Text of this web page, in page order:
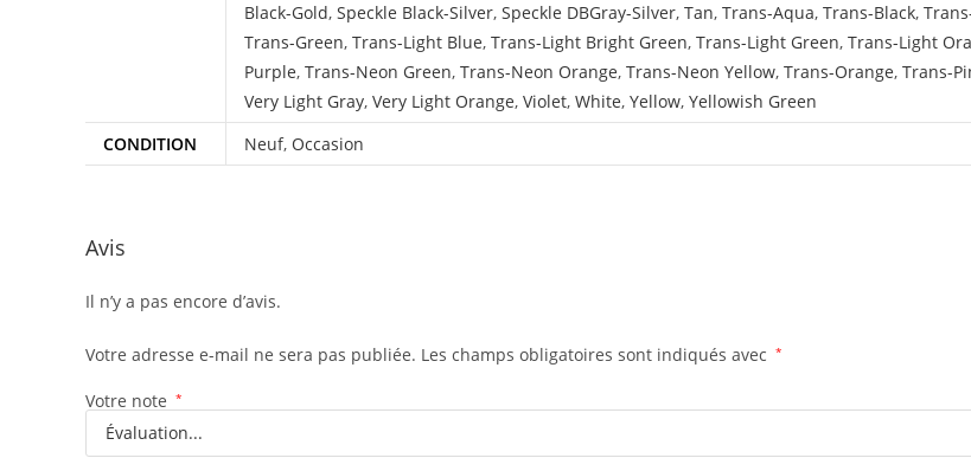
Black-Gold, Speckle Black-Silver, Speckle DBGray-Silver, Tan, Trans-Aqua, Trans-Black,
Trans-Green, Trans-Light Blue, Trans-Light Bright Green, Trans-Light Green, Trans-Light
Purple, Trans-Neon Green, Trans-Neon Orange, Trans-Neon Yellow, Trans-Orange, Trans-
Very Light Gray, Very Light Orange, Violet, White, Yellow, Yellowish Green
CONDITION
Neuf, Occasion
Avis
Il n’y a pas encore d’avis.
Votre adresse e-mail ne sera pas publiée. Les champs obligatoires sont indiqués avec *
Votre note *